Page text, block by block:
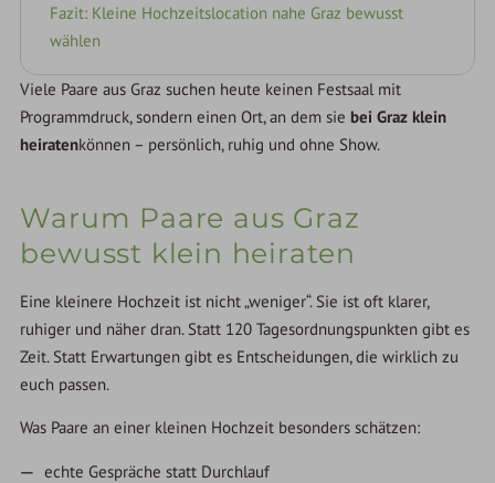
Fazit: Kleine Hochzeitslocation nahe Graz bewusst
wählen
Viele Paare aus Graz suchen heute keinen Festsaal mit
Programmdruck, sondern einen Ort, an dem sie bei Graz klein
heiratenkönnen – persönlich, ruhig und ohne Show.
Warum Paare aus Graz
bewusst klein heiraten
Eine kleinere Hochzeit ist nicht „weniger“. Sie ist oft klarer,
ruhiger und näher dran. Statt 120 Tagesordnungspunkten gibt es
Zeit. Statt Erwartungen gibt es Entscheidungen, die wirklich zu
euch passen.
Was Paare an einer kleinen Hochzeit besonders schätzen:
echte Gespräche statt Durchlauf